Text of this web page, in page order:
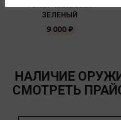
ТОПОР MORAKNIV
ЗЕЛЕНЫЙ
9 000 ₽
НАЛИЧИЕ
СМОТРЕТЬ